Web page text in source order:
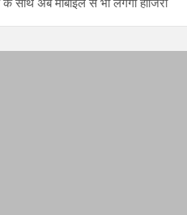
के साथ अब मोबाइल से भी लगेगी हाजिरी